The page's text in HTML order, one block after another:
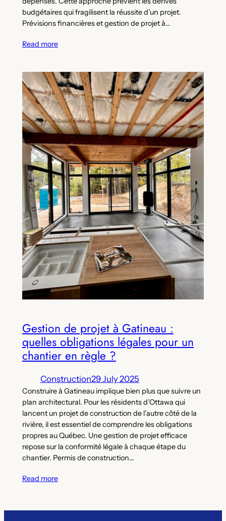
budgétaires qui fragilisent la réussite d’un projet.
Prévisions financières et gestion de projet à…
Read more
Gestion de projet à Gatineau :
quelles obligations légales pour un
chantier en règle ?
Construction29 July 2025
Construire à Gatineau implique bien plus que suivre un
plan architectural. Pour les résidents d’Ottawa qui
lancent un projet de construction de l’autre côté de la
rivière, il est essentiel de comprendre les obligations
propres au Québec. Une gestion de projet efficace
repose sur la conformité légale à chaque étape du
chantier. Permis de construction…
Read more